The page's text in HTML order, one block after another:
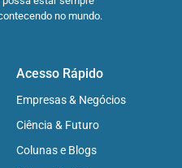
no mundo.
Acesso Rápido
Empresas & Negócios
Ciência & Futuro
Colunas e Blogs